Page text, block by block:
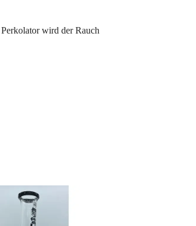
wird der Rauch